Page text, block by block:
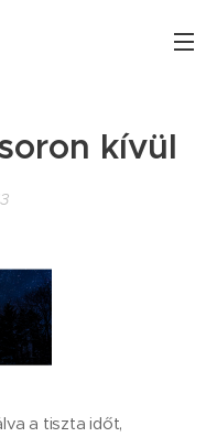
kívül
a tiszta időt,